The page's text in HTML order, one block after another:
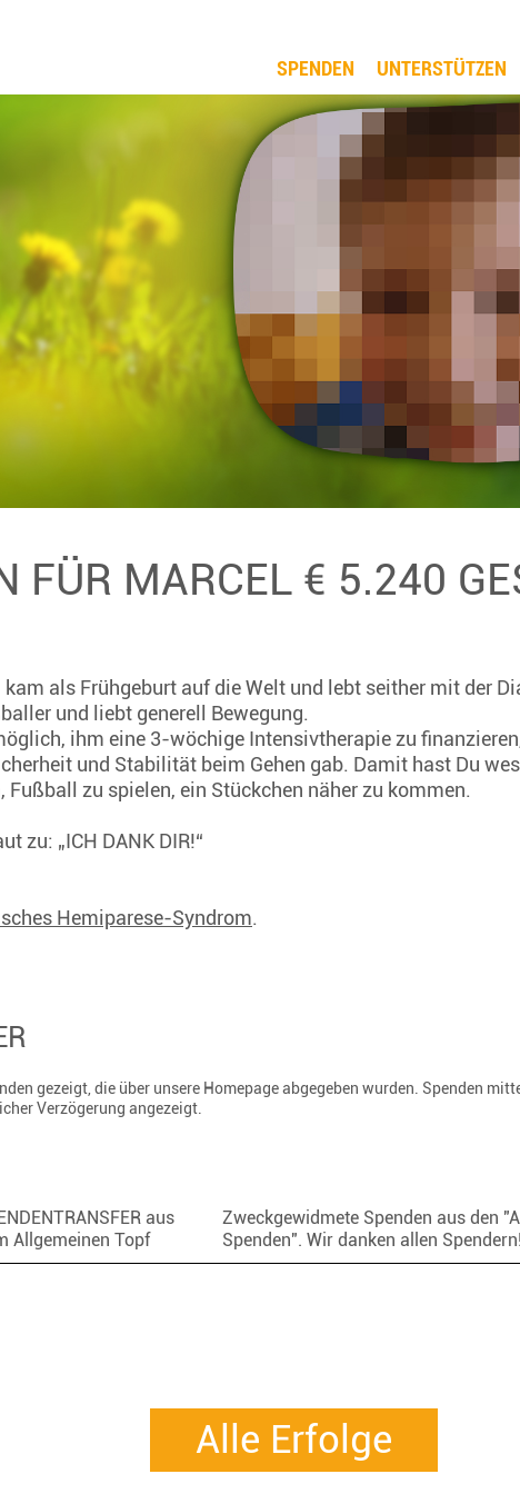
SPENDEN UNTERSTÜTZEN
FÜR MARCEL € 5.240
als Frühgeburt auf die Welt und lebt seither mit der
und liebt generell Bewegung.
ihm eine 3-wöchige Intensivtherapie zu
und Stabilität beim Gehen gab. Damit hast Du
Fußball zu spielen, ein Stückchen näher zu kommen.
zu: „ICH DANK DIR!“
Hemiparese-Syndrom.
gezeigt, die über unsere Homepage abgegeben wurden. Spenden
Verzögerung angezeigt.
aus
Allgemeinen Topf
Zweckgewidmete Spenden aus den
Spenden". Wir danken allen Spendern!
Alle Erfolge